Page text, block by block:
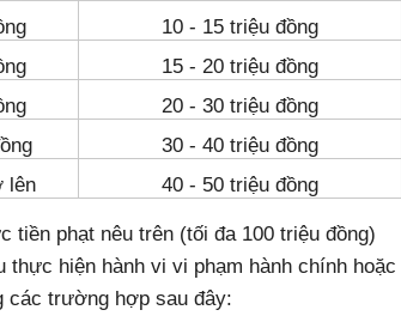
10 - 15 triệu đồng
15 - 20 triệu đồng
20 - 30 triệu đồng
30 - 40 triệu đồng
lên 40 - 50 triệu đồng
tiền phạt nêu trên (tối đa 100 triệu đồng)
hiện hành vi vi phạm hành chính hoặc
các trường hợp sau đây: